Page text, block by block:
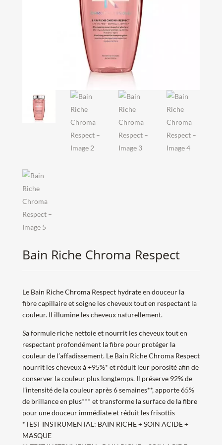
Bain Riche Chroma Respect
Le Bain Riche Chroma Respect hydrate en douceur la
fibre capillaire et soigne les cheveux tout en respectant la
couleur. Il illumine les cheveux naturellement.
Sa formule riche nettoie et nourrit les cheveux tout en
respectant profondément la fibre pour protéger la
couleur de l’affadissement. Le Bain Riche Chroma Respect
nourrit les cheveux à +95%* et réduit leur porosité afin de
conserver la couleur plus longtemps. Il préserve 92% de
l’intensité de la couleur après 6 semaines**, apporte 65%
de brillance en plus*** et transforme la surface de la fibre
pour une douceur immédiate et réduit les frisottis
*TEST INSTRUMENTAL: BAIN RICHE + SOIN ACIDE +
MASQUE